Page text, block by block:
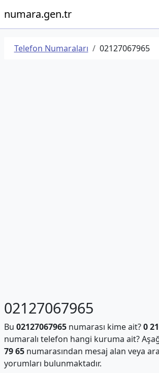
numara.gen.tr
Telefon Numaraları 02127067965
02127067965
Bu 02127067965numarası kime ait?0
numaralı telefon hangi kuruma ait?
79 65numarasından mesaj alan veya
yorumları bulunmaktadır.